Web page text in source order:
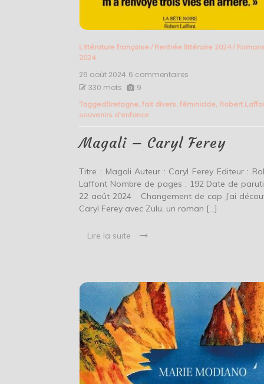
Littérature française / Rentrée littéraire 2024/ Romans
2024
26 août 2024 6 commentaires
Caryl
330 mots 9
TaggedBretagne ,fait divers ,féminicide Robert
souvenirs d'enfance
Magali – Caryl Ferey
Titre : Magali Auteur : Caryl Ferey Editeur :
Laffont Nombre de pages : 192 Date de
22 août 2024 Changement de cap J’ai
Caryl Ferey avec Zulu, un roman […]
Lire la suite